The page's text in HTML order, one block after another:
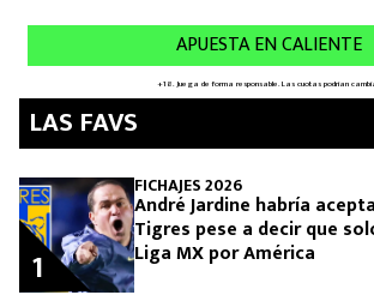
LAS FAVS
FICHAJES 2026
André Jardine habría
Tigres pese a decir que
Liga MX por América
1